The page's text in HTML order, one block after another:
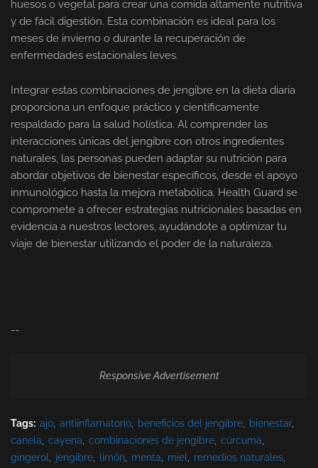
huesos o vegetal para crear una comida altamente nutritiva
y de fácil digestión. Esta combinación es ideal para los
meses de invierno o durante la recuperación de
enfermedades estacionales leves.
Integrar estas combinaciones de jengibre en la dieta diaria
proporciona un enfoque práctico y científicamente
respaldado para la salud holística. Al comprender las
interacciones únicas del jengibre con otros ingredientes
naturales, las personas pueden adaptar su nutrición para
abordar objetivos de bienestar específicos, desde el apoyo
inmunológico hasta la mejora metabólica. Health Guard se
compromete a ofrecer estrategias nutricionales basadas en
evidencia a nuestros lectores, ayudándote a optimizar tu
viaje de bienestar utilizando el poder de la naturaleza.
--
Responsive Advertisement
Tags: ajo antiinflamatorio beneficios del jengibre
bienestar
canela
cayena combinaciones de jengibre cúrcuma
gingerol
jengibre limón menta miel
remedios naturales